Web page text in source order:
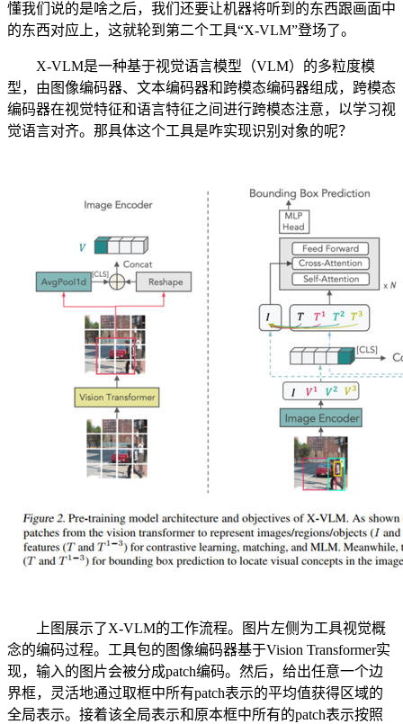
懂我们说的是啥之后，我们还要让机器将听到的东西跟画面中
的东西对应上，这就轮到第二个工具“X-VLM”登场了。
X-VLM是一种基于视觉语言模型（VLM）的多粒度模
型，由图像编码器、文本编码器和跨模态编码器组成，跨模态
编码器在视觉特征和语言特征之间进行跨模态注意，以学习视
觉语言对齐。那具体这个工具是咋实现识别对象的呢？
上图展示了X-VLM的工作流程。图片左侧为工具视觉概
念的编码过程。工具包的图像编码器基于Vision Transformer实
现，输入的图片会被分成patch编码。然后，给出任意一个边
界框，灵活地通过取框中所有patch表示的平均值获得区域的
全局表示。接着该全局表示和原本框中所有的patch表示按照